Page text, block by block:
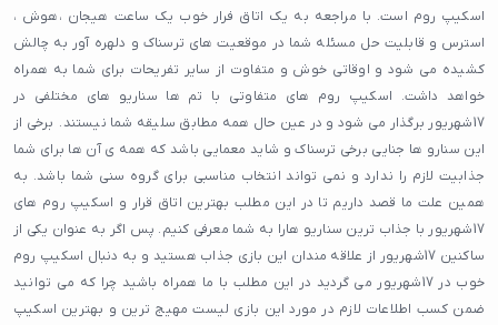
اسکیپ روم است. با مراجعه به یک اتاق فرار خوب یک ساعت هیجان ،هوش ،
استرس و قابلیت حل مسئله شما در موقعیت های ترسناک و دلهره آور به چالش
کشیده می شود و اوقاتی خوش و متفاوت از سایر تفریحات برای شما به همراه
خواهد داشت. اسکیپ روم های متفاوتی با تم ها سناریو های مختلفی در
17شهریور برگذار می شود و در عین حال همه مطابق سلیقه شما نیستند. برخی از
این سنارو ها جنایی برخی ترسناک و شاید معمایی باشد که همه ی آن ها برای شما
جذابیت لازم را ندارد و نمی تواند انتخاب مناسبی برای گروه سنی شما باشد. به
همین علت ما قصد داریم تا در این مطلب بهترین اتاق قرار و اسکیپ روم های
17شهریور با جذاب ترین سناریو هارا به شما معرفی کنیم. پس اگر به عنوان یکی از
ساکنین 17شهریور از علاقه مندان این بازی جذاب هستید و به دنبال اسکیپ روم
خوب در 17شهریور می گردید در این مطلب با ما همراه باشید چرا که می توانید
ضمن کسب اطلاعات لازم در مورد این بازی لیست مهیج ترین و بهترین اسکیپ